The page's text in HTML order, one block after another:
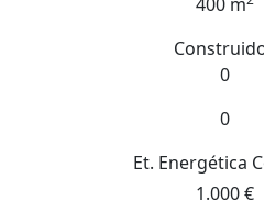
0
0
Et. Energética
1.000 €